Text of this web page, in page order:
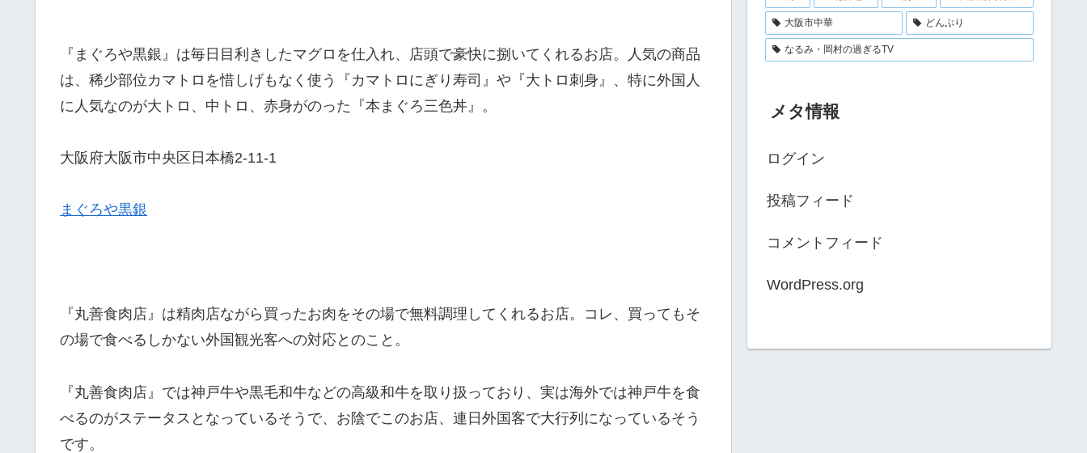
『まぐろや黒銀』は毎日目利きしたマグロを仕入れ、店頭で豪快に捌いてくれるお店。人気の商品
は、稀少部位カマトロを惜しげもなく使う『カマトロにぎり寿司』や『大トロ刺身』、特に外国人
に人気なのが大トロ、中トロ、赤身がのった『本まぐろ三色丼』。
大阪府大阪市中央区日本橋2-11-1
まぐろや黒銀
『丸善食肉店』は精肉店ながら買ったお肉をその場で無料調理してくれるお店。コレ、買ってもそ
の場で食べるしかない外国観光客への対応とのこと。
『丸善食肉店』では神戸牛や黒毛和牛などの高級和牛を取り扱っており、実は海外では神戸牛を食
べるのがステータスとなっているそうで、お陰でこのお店、連日外国客で大行列になっているそう
です。
大阪市中華 どんぶり
なるみ・岡村の過ぎるTV
メタ情報
ログイン
投稿フィード
コメントフィード
WordPress.org